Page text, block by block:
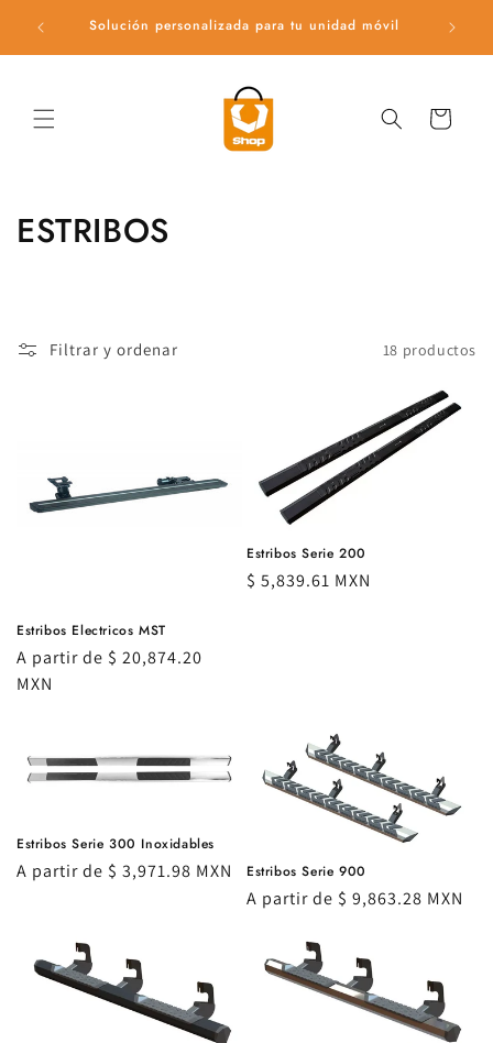
directamenteSolución personalizada para tu unidad móvil
Carrito
C
e
:
ESTRIBOS
Filtrar y ordenar 18 productos
Estribos Electricos MST
Precio
habitual
A partir de $ 20,874.20
MXN
Estribos Serie 200
Precio
$ 5,839.61 MXN
Estribos Serie 300 Inoxidables
Precio
A partir de $ 3,971.98 MXN Estribos Serie 900
Precio
A partir de $ 9,863.28 MXN